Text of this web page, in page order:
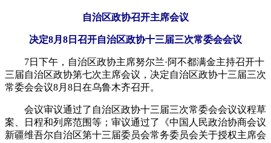
自治区政协召开主席会议
决定8月8日召开自治区政协十三届三次常委会会议
7日下午，自治区政协主席努尔兰·阿不都满金主持召开十
三届自治区政协第七次主席会议，决定自治区政协十三届三次
常委会会议8月8日在乌鲁木齐召开。
会议审议通过了自治区政协十三届三次常委会会议议程草
案、日程和列席范围等；审议通过了《中国人民政治协商会议
新疆维吾尔自治区第十三届委员会常务委员会关于授权主席会